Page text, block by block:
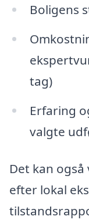
Boligens
tag)
Erfaring
valgte
Det kan
efter lokal